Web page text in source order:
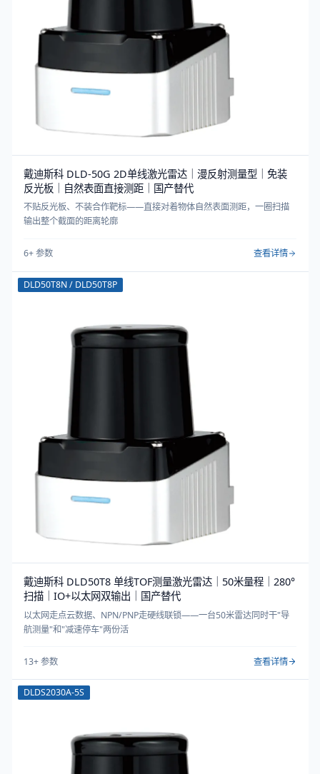
戴迪斯科 DLD-50G 2D单线激光雷达｜漫反射测量型｜免装
反光板｜自然表面直接测距｜国产替代
不贴反光板、不装合作靶标——直接对着物体自然表面测距，一圈扫描
输出整个截面的距离轮廓
6+ 参数 查看详情
DLD50T8N / DLD50T8P
戴迪斯科 DLD50T8 单线TOF测量激光雷达｜50米量程｜280°
扫描｜IO+以太网双输出｜国产替代
以太网走点云数据、NPN/PNP走硬线联锁——一台50米雷达同时干"导
航测量"和"减速停车"两份活
13+ 参数 查看详情
DLDS2030A-5S